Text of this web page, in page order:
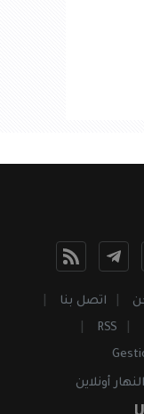
اتصل بنا
RSS